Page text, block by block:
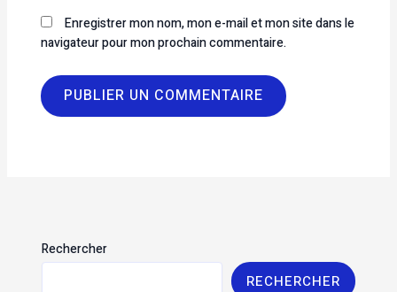
Enregistrer mon nom, mon e-mail et mon site dans le
navigateur pour mon prochain commentaire.
Rechercher
RECHERCHER